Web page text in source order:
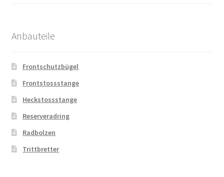
Anbauteile
Frontschutzbügel
Frontstossstange
Heckstossstange
Reserveradring
Radbolzen
Trittbretter